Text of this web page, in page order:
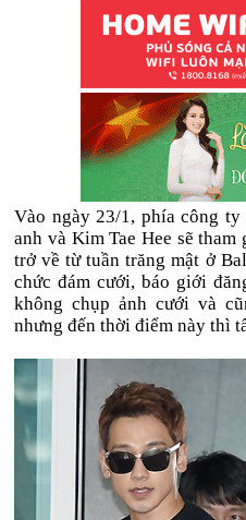
Vào ngày 23/1, phía công
anh và Kim Tae Hee sẽ
trở về từ tuần trăng mật ở
chức đám cưới, báo giới
không chụp ảnh cưới và
nhưng đến thời điểm này thì